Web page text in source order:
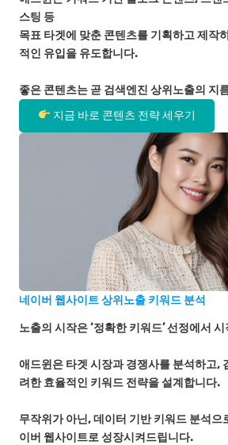
스팅 등
목표 타겟에 맞춘 콘텐츠를 기획하고 제작
적인 유입을 유도합니다.
좋은 콘텐츠는 곧 검색엔진 상위노출의 지
지금 바로 콘텐츠 전략 세우기
네이버 웹사이트 상위노출 키워드 분석
노출의 시작은 ‘정확한 키워드’ 선정에서
애드윈은 타겟 시장과 경쟁사를 분석하고,
려한 효율적인 키워드 전략을 설계합니다.
무작위가 아닌, 데이터 기반 키워드 분석으
이버 웹사이트로 성장시켜드립니다.